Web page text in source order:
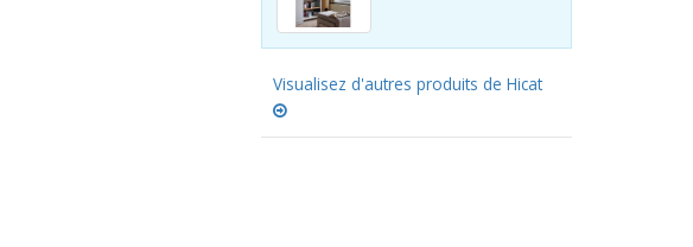
Visualisez d'autres produits de Hicat